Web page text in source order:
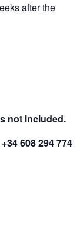
after the
not included.
608 294 774